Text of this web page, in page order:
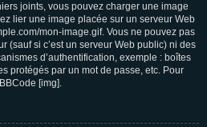
joints, vous pouvez charger une image
lier une image placée sur un serveur Web
mon-image.gif. Vous ne pouvez pas
(sauf si c’est un serveur Web public) ni des
d’authentification, exemple : boîtes
protégés par un mot de passe, etc. Pour
[img].